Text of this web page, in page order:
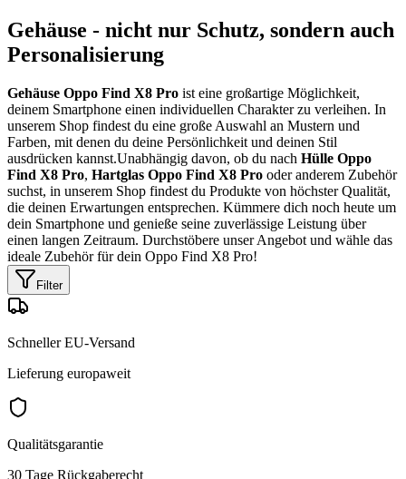
Gehäuse - nicht nur Schutz, sondern auch
Personalisierung
Gehäuse Oppo Find X8 Pro ist eine großartige Möglichkeit,
deinem Smartphone einen individuellen Charakter zu verleihen. In
unserem Shop findest du eine große Auswahl an Mustern und
Farben, mit denen du deine Persönlichkeit und deinen Stil
ausdrücken kannst.Unabhängig davon, ob du nach Hülle Oppo
Find X8 Pro, Hartglas Oppo Find X8 Pro oder anderem Zubehör
suchst, in unserem Shop findest du Produkte von höchster Qualität,
die deinen Erwartungen entsprechen. Kümmere dich noch heute um
dein Smartphone und genieße seine zuverlässige Leistung über
einen langen Zeitraum. Durchstöbere unser Angebot und wähle das
ideale Zubehör für dein Oppo Find X8 Pro!
Filter
Schneller EU-Versand
Lieferung europaweit
Qualitätsgarantie
30 Tage Rückgaberecht